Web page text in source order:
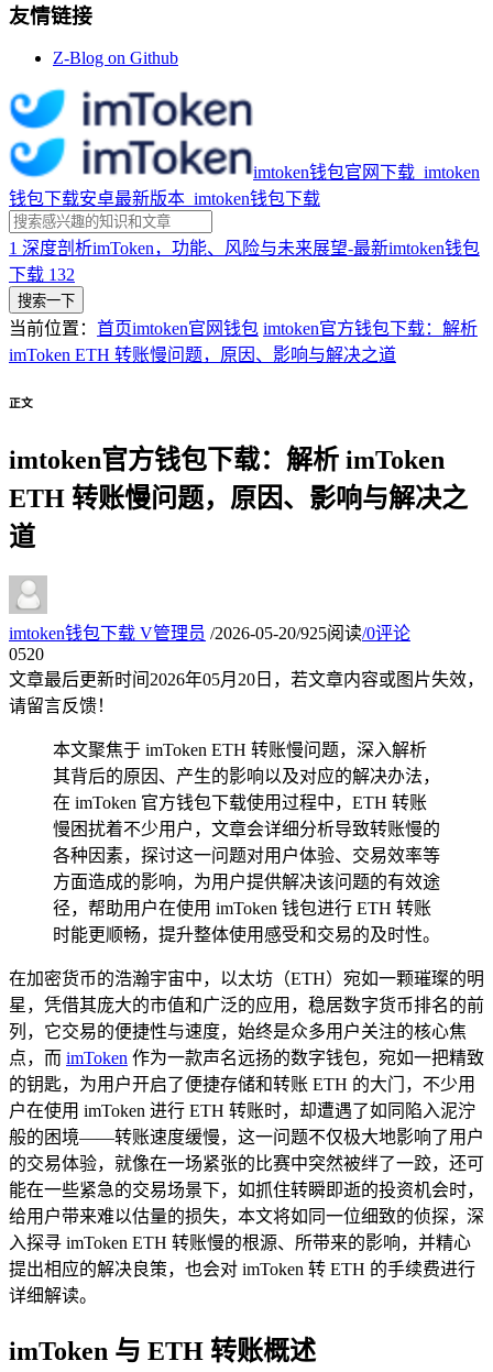
友情链接
Z-Blog on Github
imtoken钱包官网下载_imtoken
钱包下载安卓最新版本_imtoken钱包下载
1 深度剖析imToken，功能、风险与未来展望-最新imtoken钱包
下载 132
搜索一下
当前位置： 首页imtoken官网钱包 imtoken官方钱包下载：解析
imToken ETH 转账慢问题，原因、影响与解决之道
正文
imtoken官方钱包下载：解析 imToken
ETH 转账慢问题，原因、影响与解决之
道
imtoken钱包下载 V管理员 /2026-05-20/925阅读/0评论
0520
文章最后更新时间 2026年05月20日 ，若文章内容或图片失效，
请留言反馈！
本文聚焦于 imToken ETH 转账慢问题，深入解析
其背后的原因、产生的影响以及对应的解决办法，
在 imToken 官方钱包下载使用过程中，ETH 转账
慢困扰着不少用户，文章会详细分析导致转账慢的
各种因素，探讨这一问题对用户体验、交易效率等
方面造成的影响，为用户提供解决该问题的有效途
径，帮助用户在使用 imToken 钱包进行 ETH 转账
时能更顺畅，提升整体使用感受和交易的及时性。
在加密货币的浩瀚宇宙中，以太坊（ETH）宛如一颗璀璨的明
星，凭借其庞大的市值和广泛的应用，稳居数字货币排名的前
列，它交易的便捷性与速度，始终是众多用户关注的核心焦
点，而 imToken 作为一款声名远扬的数字钱包，宛如一把精致
的钥匙，为用户开启了便捷存储和转账 ETH 的大门，不少用
户在使用 imToken 进行 ETH 转账时，却遭遇了如同陷入泥泞
般的困境——转账速度缓慢，这一问题不仅极大地影响了用户
的交易体验，就像在一场紧张的比赛中突然被绊了一跤，还可
能在一些紧急的交易场景下，如抓住转瞬即逝的投资机会时，
给用户带来难以估量的损失，本文将如同一位细致的侦探，深
入探寻 imToken ETH 转账慢的根源、所带来的影响，并精心
提出相应的解决良策，也会对 imToken 转 ETH 的手续费进行
详细解读。
imToken 与 ETH 转账概述